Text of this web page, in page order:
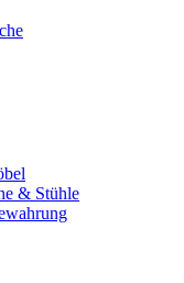
& Stühle